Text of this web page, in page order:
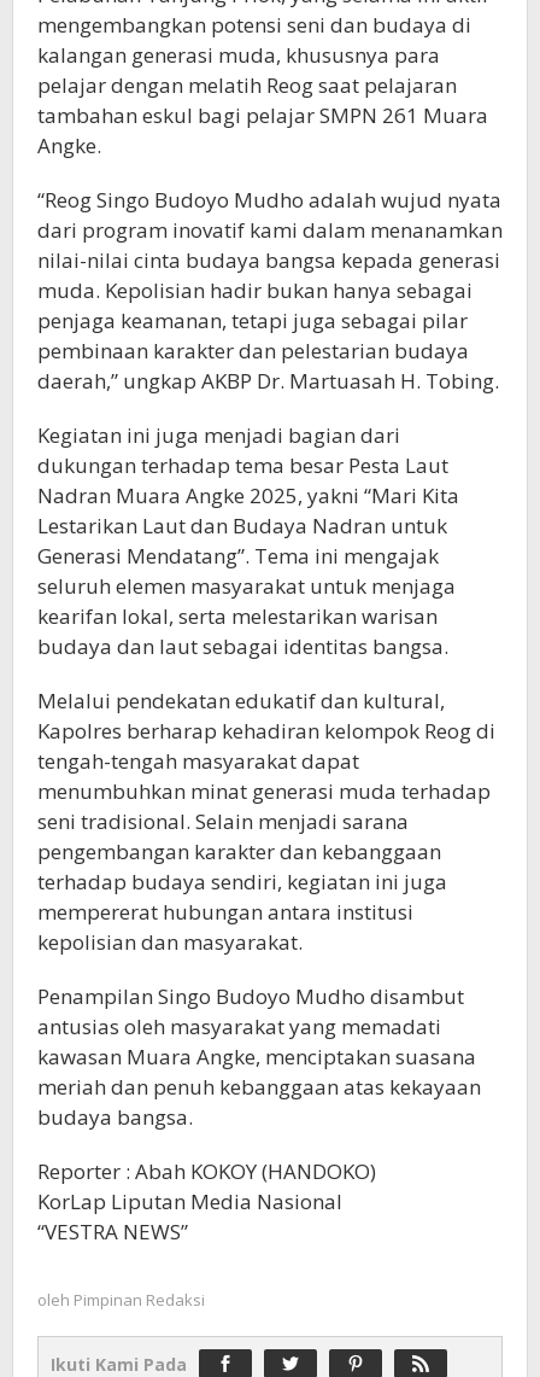
mengembangkan potensi seni dan budaya di
kalangan generasi muda, khususnya para
pelajar dengan melatih Reog saat pelajaran
tambahan eskul bagi pelajar SMPN 261 Muara
Angke.
“Reog Singo Budoyo Mudho adalah wujud nyata
dari program inovatif kami dalam menanamkan
nilai-nilai cinta budaya bangsa kepada generasi
muda. Kepolisian hadir bukan hanya sebagai
penjaga keamanan, tetapi juga sebagai pilar
pembinaan karakter dan pelestarian budaya
daerah,” ungkap AKBP Dr. Martuasah H. Tobing.
Kegiatan ini juga menjadi bagian dari
dukungan terhadap tema besar Pesta Laut
Nadran Muara Angke 2025, yakni “Mari Kita
Lestarikan Laut dan Budaya Nadran untuk
Generasi Mendatang”. Tema ini mengajak
seluruh elemen masyarakat untuk menjaga
kearifan lokal, serta melestarikan warisan
budaya dan laut sebagai identitas bangsa.
Melalui pendekatan edukatif dan kultural,
Kapolres berharap kehadiran kelompok Reog di
tengah-tengah masyarakat dapat
menumbuhkan minat generasi muda terhadap
seni tradisional. Selain menjadi sarana
pengembangan karakter dan kebanggaan
terhadap budaya sendiri, kegiatan ini juga
mempererat hubungan antara institusi
kepolisian dan masyarakat.
Penampilan Singo Budoyo Mudho disambut
antusias oleh masyarakat yang memadati
kawasan Muara Angke, menciptakan suasana
meriah dan penuh kebanggaan atas kekayaan
budaya bangsa.
Reporter : Abah KOKOY (HANDOKO)
KorLap Liputan Media Nasional
“VESTRA NEWS”
oleh Pimpinan Redaksi
Ikuti Kami Pada